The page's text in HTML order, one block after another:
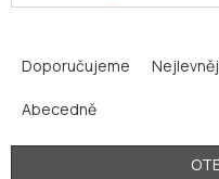
a
e
n
Doporučujeme
Abecedně